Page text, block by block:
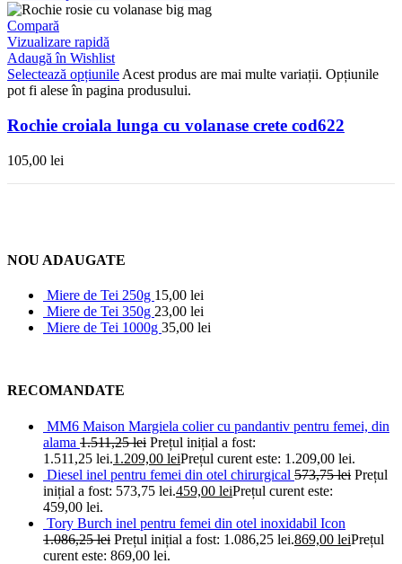
Compară
Vizualizare rapidă
Adaugă în Wishlist
Selectează opțiunile Acest produs are mai multe variații. Opțiunile
pot fi alese în pagina produsului.
Rochie croiala lunga cu volanase crete cod622
105,00 lei
NOU ADAUGATE
Miere de Tei 250g 15,00 lei
Miere de Tei 350g 23,00 lei
Miere de Tei 1000g 35,00 lei
RECOMANDATE
MM6 Maison Margiela colier cu pandantiv pentru femei, din
alama 1.511,25lei Prețul inițial a fost:
1.511,25 lei.1.209,00 leiPrețul curent este: 1.209,00 lei.
Diesel inel pentru femei din otel chirurgical 573,75lei Prețul
inițial a fost: 573,75 lei.459,00 leiPrețul curent este:
459,00 lei.
Tory Burch inel pentru femei din otel inoxidabil Icon
1.086,25lei Prețul inițial a fost: 1.086,25 lei.869,00 leiPrețul
curent este: 869,00 lei.